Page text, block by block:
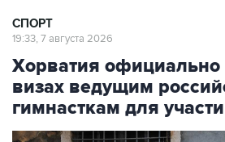
СПОРТ
19:33, 7 августа 2026
Хорватия официально
визах ведущим
гимнасткам для